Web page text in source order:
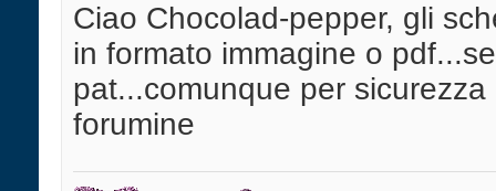
Ciao Chocolad-pepper, gli
in formato immagine o
pat...comunque per
forumine